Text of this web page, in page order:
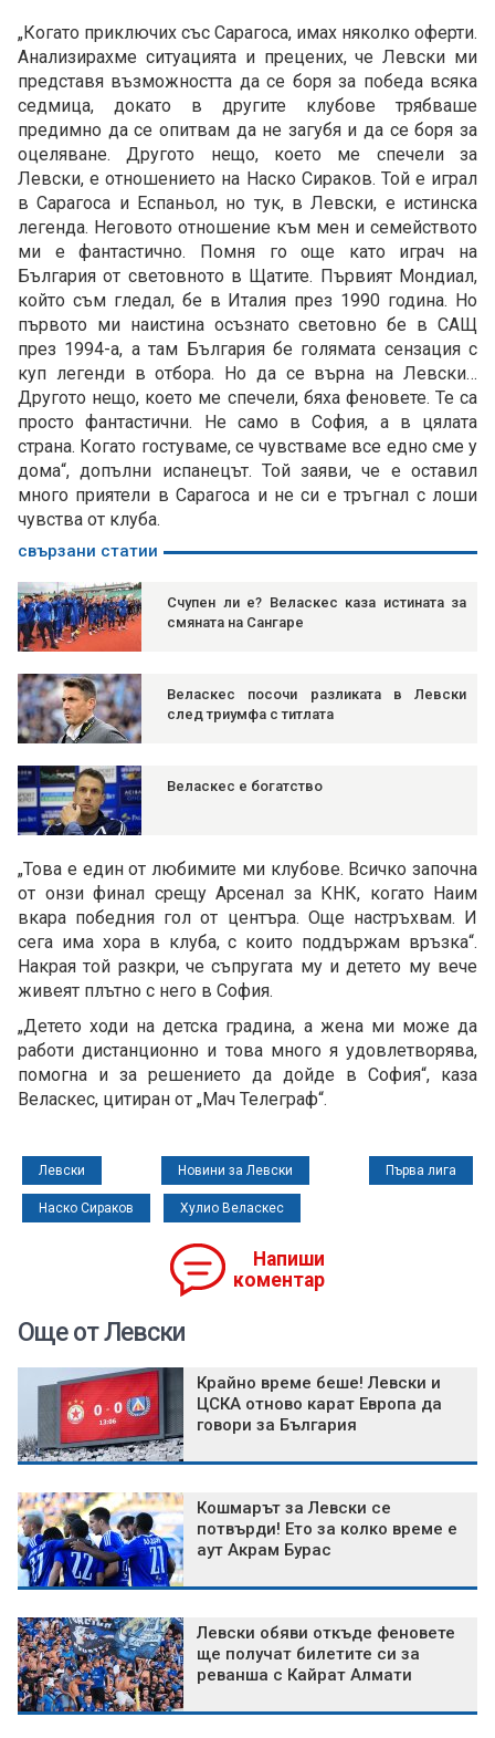
„Когато приключих със Сарагоса, имах няколко оферти.
Анализирахме ситуацията и прецених, че Левски ми
представя възможността да се боря за победа всяка
седмица, докато в другите клубове трябваше
предимно да се опитвам да не загубя и да се боря за
оцеляване. Другото нещо, което ме спечели за
Левски, е отношението на Наско Сираков. Той е играл
в Сарагоса и Еспаньол, но тук, в Левски, е истинска
легенда. Неговото отношение към мен и семейството
ми е фантастично. Помня го още като играч на
България от световното в Щатите. Първият Мондиал,
който съм гледал, бе в Италия през 1990 година. Но
първото ми наистина осъзнато световно бе в САЩ
през 1994-а, а там България бе голямата сензация с
куп легенди в отбора. Но да се върна на Левски…
Другото нещо, което ме спечели, бяха феновете. Те са
просто фантастични. Не само в София, а в цялата
страна. Когато гостуваме, се чувстваме все едно сме у
дома“, допълни испанецът. Той заяви, че е оставил
много приятели в Сарагоса и не си е тръгнал с лоши
чувства от клуба.
свързани статии
Счупен ли е? Веласкес каза истината за
смяната на Сангаре
Веласкес посочи разликата в Левски
след триумфа с титлата
Веласкес е богатство
„Това е един от любимите ми клубове. Всичко започна
от онзи финал срещу Арсенал за КНК, когато Наим
вкара победния гол от центъра. Още настръхвам. И
сега има хора в клуба, с които поддържам връзка“.
Накрая той разкри, че съпругата му и детето му вече
живеят плътно с него в София.
„Детето ходи на детска градина, а жена ми може да
работи дистанционно и това много я удовлетворява,
помогна и за решението да дойде в София“, каза
Веласкес, цитиран от „Мач Телеграф“.
Левски Новини за Левски Първа лига
Наско Сираков Хулио Веласкес
Напиши
коментар
Още от Левски
Крайно време беше! Левски и
ЦСКА отново карат Европа да
говори за България
Кошмарът за Левски се
потвърди! Ето за колко време е
аут Акрам Бурас
Левски обяви откъде феновете
ще получат билетите си за
реванша с Кайрат Алмати